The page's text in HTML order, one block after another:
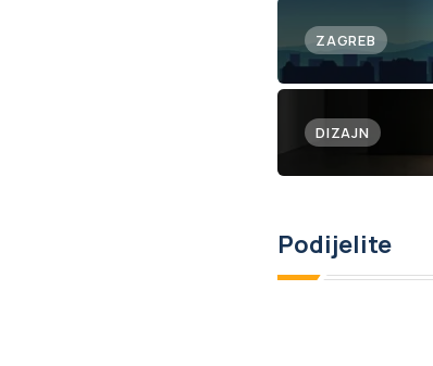
ZAGREB
DIZAJN
Podijelite